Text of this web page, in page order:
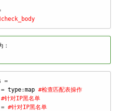
check_body
：
=
= type:map #检查匹配表操作
#针对IP黑名单
= #针对IP黑名单